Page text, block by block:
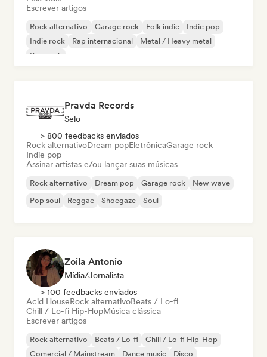
Escrever artigos
Rock alternativo Garage rock Folk indie
Indie pop
Indie rock
Rap internacional
Metal / Heavy metal
Pop rock
Pravda Records
Selo
> 800 feedbacks enviados
Rock alternativoDream popEletrônicaGarage rock
Indie pop
Assinar artistas e/ou lançar suas músicas
Rock alternativo Dream pop Garage rock
New wave
Pop soul
Reggae Shoegaze Soul
Zoila Antonio
Mídia/Jornalista
> 100 feedbacks enviados
Acid HouseRock alternativoBeats / Lo-fi
Chill / Lo-fi Hip-HopMúsica clássica
Escrever artigos
Rock alternativo Beats / Lo-fi
Chill / Lo-fi Hip-Hop
Comercial / Mainstream
Dance music
Disco